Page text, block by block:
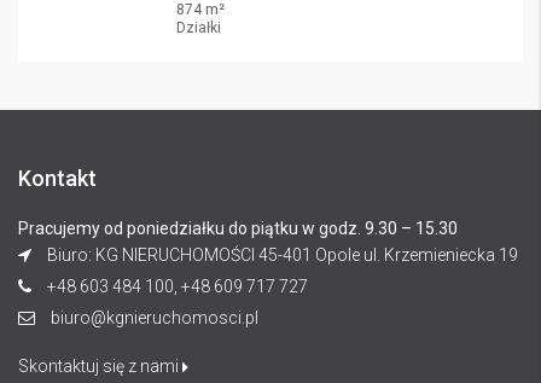
874 m²
Działki
Kontakt
Pracujemy od poniedziałku do piątku w godz. 9.30 – 15.30
Biuro: KG NIERUCHOMOŚCI 45-401 Opole ul. Krzemieniecka 19
+48 603 484 100, +48 609 717 727
biuro@kgnieruchomosci.pl
Skontaktuj się z nami